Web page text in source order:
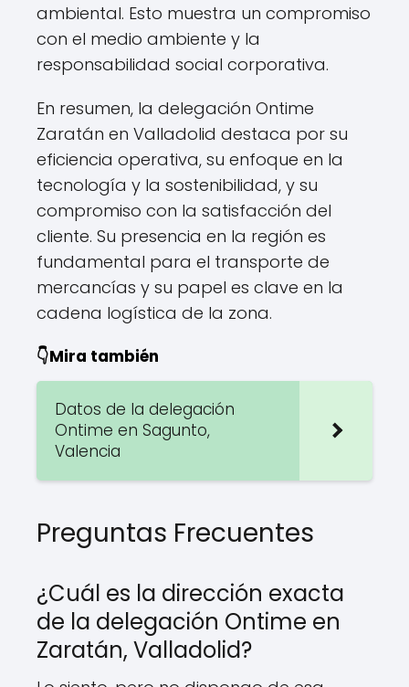
ambiental. Esto muestra un compromiso
con el medio ambiente y la
responsabilidad social corporativa.
En resumen, la delegación Ontime
Zaratán en Valladolid destaca por su
eficiencia operativa, su enfoque en la
tecnología y la sostenibilidad, y su
compromiso con la satisfacción del
cliente. Su presencia en la región es
fundamental para el transporte de
mercancías y su papel es clave en la
cadena logística de la zona.
👇Mira también
Datos de la delegación
Ontime en Sagunto,
Valencia
Preguntas Frecuentes
¿Cuál es la dirección exacta
de la delegación Ontime en
Zaratán, Valladolid?